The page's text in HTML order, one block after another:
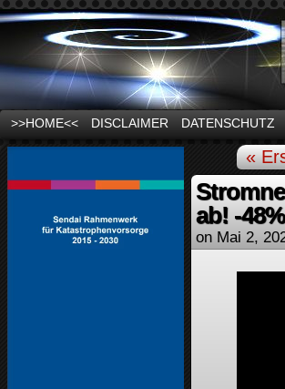
News und Infos zum
>>HOME<< DISCLAIMER DATENSCHUTZ
«
ab! -
on Mai 2,